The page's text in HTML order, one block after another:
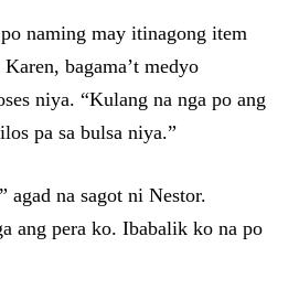
naming may itinagong item
bagama’t medyo
niya. “Kulang na nga po ang
pa sa bulsa niya.”
na sagot ni Nestor.
ang pera ko. Ibabalik ko na po